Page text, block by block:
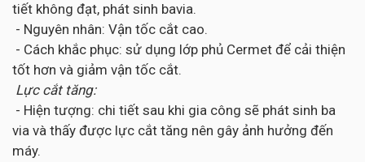
tiết không đạt, phát sinh bavia.
- Nguyên nhân: Vận tốc cắt cao.
- Cách khắc phục: sử dụng lớp phủ Cermet để cải thiện
tốt hơn và giảm vận tốc cắt.
Lực cắt tăng:
- Hiện tượng: chi tiết sau khi gia công sẽ phát sinh ba
via và thấy được lực cắt tăng nên gây ảnh hưởng đến
máy.